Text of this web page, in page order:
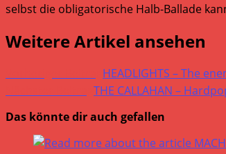
selbst die obligatorische Halb-Ballade
Weitere Artikel ansehen
HEADLIGHTS – The
THE CALLAHAN –
Das könnte dir auch gefallen